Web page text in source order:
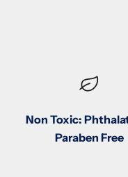
Non Toxic:
Paraben Free